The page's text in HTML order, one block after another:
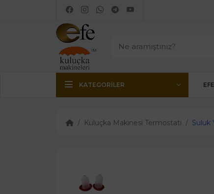
KATEGORILER
Kuluçka Makinesi Termostatı Suluk